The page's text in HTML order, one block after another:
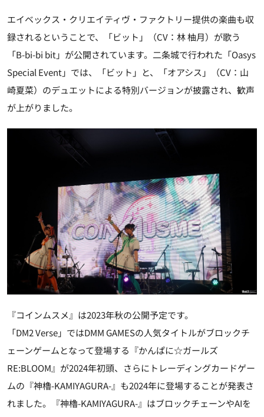
エイベックス・クリエイティヴ・ファクトリー提供の楽曲も収
録されるということで、「ビット」（CV：林 柚月）が歌う
「B-bi-bi bit」が公開されています。二条城で行われた「Oasys
Special Event」では、「ビット」と、「オアシス」（CV：山
崎夏菜）のデュエットによる特別バージョンが披露され、歓声
が上がりました。
『コインムスメ』は2023年秋の公開予定です。
「DM2 Verse」ではDMM GAMESの人気タイトルがブロックチ
ェーンゲームとなって登場する『かんぱに☆ガールズ
RE:BLOOM』が2024年初頭、さらにトレーディングカードゲー
ムの『神櫓-KAMIYAGURA-』も2024年に登場することが発表さ
れました。『神櫓-KAMIYAGURA-』はブロックチェーンやAIを